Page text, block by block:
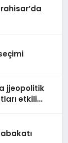
jjeopolitik
etkili